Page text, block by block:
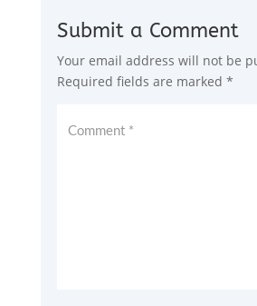
Submit a Comment
Your email address will not be
Required fields are marked *